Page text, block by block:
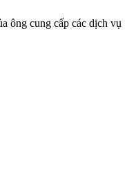
ông cung cấp các dịch vụ